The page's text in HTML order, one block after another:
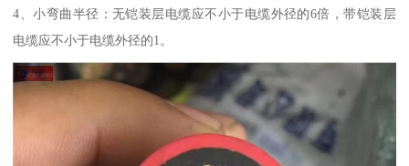
4、小弯曲半径：无铠装层电缆应不小于电缆外径的6倍，带铠装层
电缆应不小于电缆外径的1。